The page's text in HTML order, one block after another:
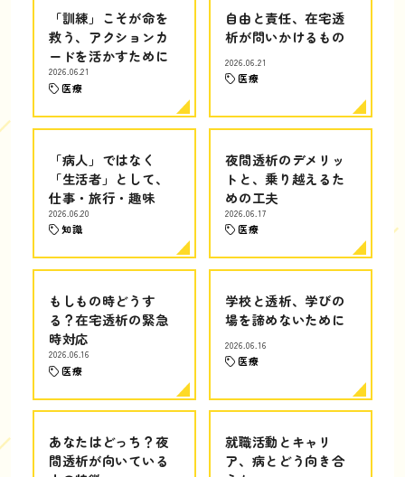
「訓練」こそが命を
救う、アクションカ
ードを活かすために
2026.06.21
医療
自由と責任、在宅透
析が問いかけるもの
2026.06.21
医療
「病人」ではなく
「生活者」として、
仕事・旅行・趣味
2026.06.20
知識
夜間透析のデメリッ
トと、乗り越えるた
めの工夫
2026.06.17
医療
もしもの時どうす
る？在宅透析の緊急
時対応
2026.06.16
医療
学校と透析、学びの
場を諦めないために
2026.06.16
医療
あなたはどっち？夜
間透析が向いている
就職活動とキャリ
ア、病とどう向き合